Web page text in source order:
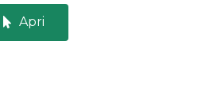
Apri